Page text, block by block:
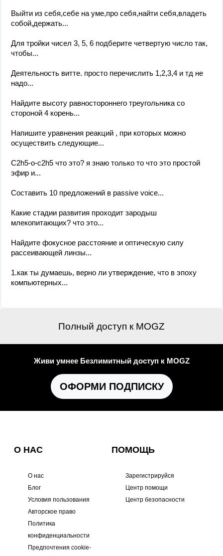
Выйти из себя,себе на уме,про себя,найти себя,владеть
собой,держать...
Для тройки чисел 3, 5, 6 подберите четвертую число так,
чтобы...
Деятельность витте. просто перечислить 1,2,3,4 и тд не
надо...
Найдите высоту равностороннего треугольника со
стороной 4 корень...
Напишите уравнения реакций , при которых можно
осуществить следующие...
C2h5-o-c2h5 что это? я знаю только то что это простой
эфир и...
Составить 10 предложений в passive voice...
Какие стадии развития проходит зародыш
млекопитающих? что это...
Найдите фокусное расстояние и оптическую силу
рассеивающей линзы...
1.как ты думаешь, верно ли утверждение, что в эпоху
компьютерных...
Полный доступ к MOGZ
Живи умнее Безлимитный доступ к MOGZ
ОФОРМИ ПОДПИСКУ
О НАС
О нас
Блог
Условия пользования
Авторское право
Политика
конфиденциальности
Предпочтения cookie-
ПОМОЩЬ
Зарегистрируйся
Центр помощи
Центр безопасности